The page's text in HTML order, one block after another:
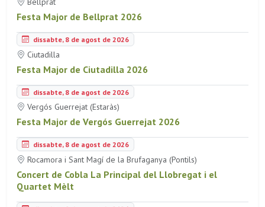
Festa Major de Bellprat 2026
dissabte, 8 de agost de 2026
Ciutadilla
Festa Major de Ciutadilla 2026
dissabte, 8 de agost de 2026
Vergós Guerrejat (Estaràs)
Festa Major de Vergós Guerrejat 2026
dissabte, 8 de agost de 2026
Rocamora i Sant Magí de la Brufaganya (Pontils)
Concert de Cobla La Principal del Llobregat i el
Quartet Mèlt